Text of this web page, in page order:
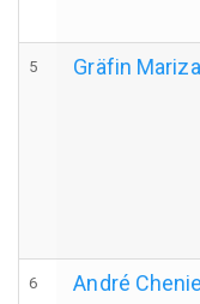
5 Gräfin Mariza
6 André